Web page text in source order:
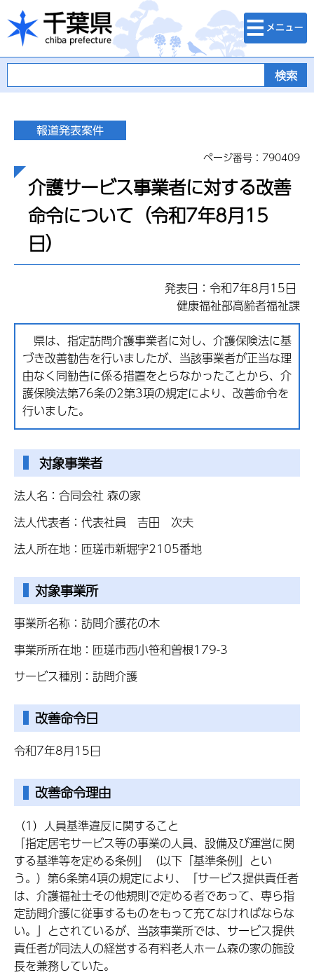
千葉県
検索・メニュ
ー
ページ番号：790409
介護サービス事業者に対する改善
命令について（令和7年8月15
日）
発表日：令和7年8月15日
健康福祉部高齢者福祉課
県は、指定訪問介護事業者に対し、介護保険法に基
づき改善勧告を行いましたが、当該事業者が正当な理
由なく同勧告に係る措置をとらなかったことから、介
護保険法第76条の2第3項の規定により、改善命令を
行いました。
対象事業者
法人名：合同会社 森の家
法人代表者：代表社員 吉田 次夫
法人所在地：匝瑳市新堀字2105番地
対象事業所
事業所名称：訪問介護花の木
事業所所在地：匝瑳市西小笹和曽根179-3
サービス種別：訪問介護
改善命令日
令和7年8月15日
改善命令理由
（1）人員基準違反に関すること
「指定居宅サービス等の事業の人員、設備及び運営に関
する基準等を定める条例」（以下「基準条例」とい
う。）第6条第4項の規定により、「サービス提供責任者
は、介護福祉士その他規則で定める者であって、専ら指
定訪問介護に従事するものをもって充てなければならな
い。」とされているが、当該事業所では、サービス提供
責任者が同法人の経営する有料老人ホーム森の家の施設
長を兼務していた。